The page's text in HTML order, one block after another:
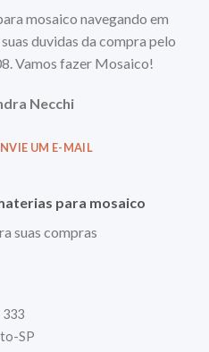
mosaico navegando em
duvidas da compra pelo
Vamos fazer Mosaico!
Necchi
UM E-MAIL
para mosaico
suas compras
333
SP